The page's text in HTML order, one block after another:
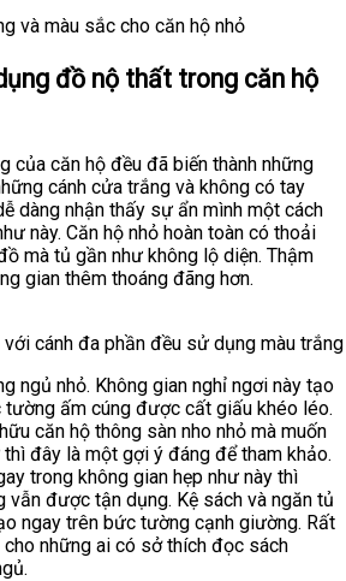
và màu sắc cho căn hộ nhỏ
đồ nộ thất trong căn hộ
của căn hộ đều đã biến thành những
cánh cửa trắng và không có tay
dàng nhận thấy sự ẩn mình một cách
này. Căn hộ nhỏ hoàn toàn có thoải
mà tủ gần như không lộ diện. Thậm
gian thêm thoáng đãng hơn.
cánh đa phần đều sử dụng màu trắng
ngủ nhỏ. Không gian nghỉ ngơi này tạo
ấm cúng được cất giấu khéo léo.
căn hộ thông sàn nho nhỏ mà muốn
đây là một gợi ý đáng để tham khảo.
trong không gian hẹp như này thì
được tận dụng. Kệ sách và ngăn tủ
ngay trên bức tường cạnh giường. Rất
những ai có sở thích đọc sách